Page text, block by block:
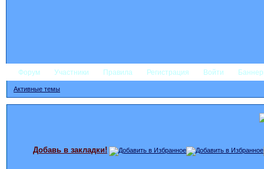
Форум Участники Правила Регистрация Войти
Активные темы
Добавь в закладки!